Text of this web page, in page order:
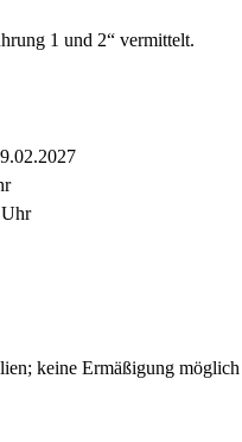
1 und 2“ vermittelt.
keine Ermäßigung möglich